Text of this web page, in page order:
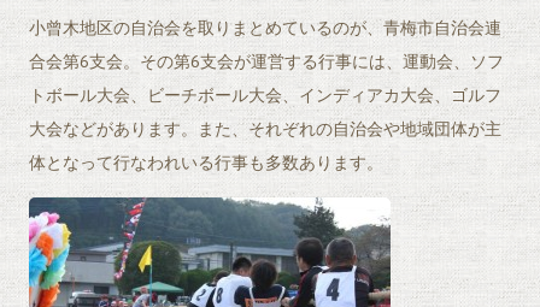
小曾木地区の自治会を取りまとめているのが、青梅市自治会連
合会第6支会。その第6支会が運営する行事には、運動会、ソフ
トボール大会、ビーチボール大会、インディアカ大会、ゴルフ
大会などがあります。また、それぞれの自治会や地域団体が主
体となって行なわれいる行事も多数あります。